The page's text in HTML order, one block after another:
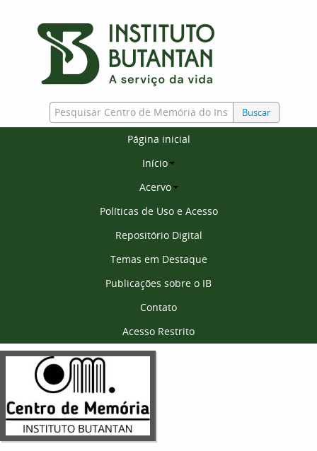
Buscar
Página inicial
Início
Acervo
Políticas de Uso e Acesso
Repositório Digital
Temas em Destaque
Publicações sobre o IB
Contato
Acesso Restrito